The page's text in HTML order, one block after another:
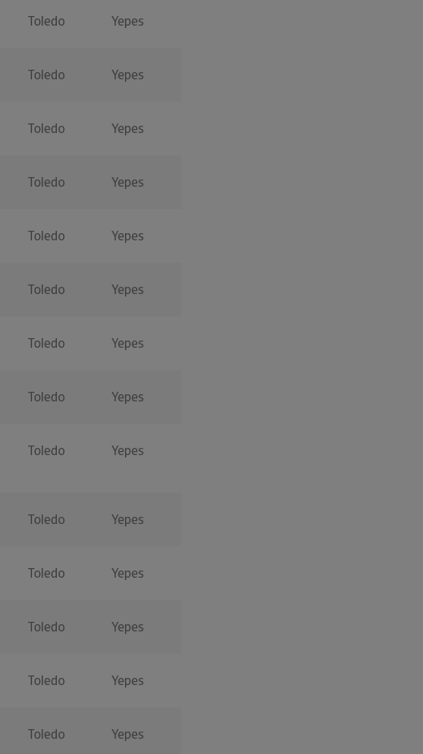
Toledo Yepes
Toledo Yepes
Toledo Yepes
Toledo Yepes
Toledo Yepes
Toledo Yepes
Toledo Yepes
Toledo Yepes
Toledo Yepes
Toledo Yepes
Toledo Yepes
Toledo Yepes
Toledo Yepes
Toledo Yepes